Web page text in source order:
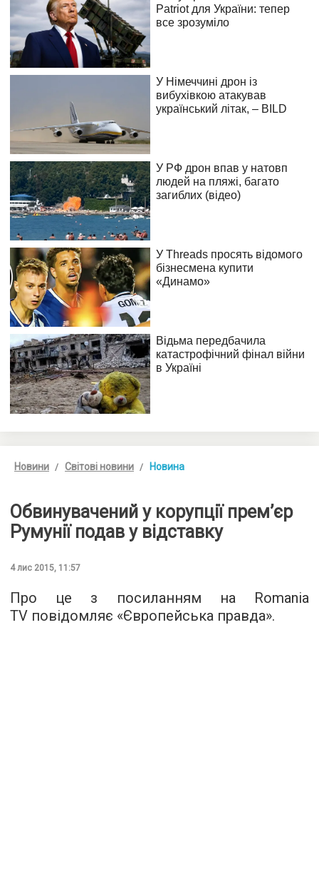
Новини Світові новини Новина
Обвинувачений у корупції прем’єр
Румунії подав у відставку
4 лис 2015, 11:57
Про це з посиланням на Romania
TV повідомляє «Європейська правда».